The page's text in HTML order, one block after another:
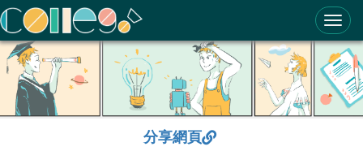
ColleGo! 大學選才與高中育才輔助系統
分享網頁